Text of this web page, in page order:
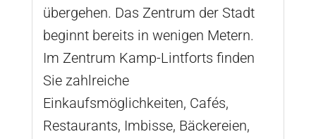
übergehen. Das Zentrum der Stadt
beginnt bereits in wenigen Metern.
Im Zentrum Kamp-Lintforts finden
Sie zahlreiche
Einkaufsmöglichkeiten, Cafés,
Restaurants, Imbisse, Bäckereien,